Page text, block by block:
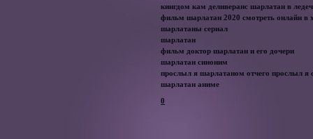
кингдом кам деливеранс шарлатан в
фильм шарлатан 2020 смотреть онлайн в
шарлатаны сериал
шарлатан
фильм доктор шарлатан и его дочери
шарлатан синоним
прослыл я шарлатаном отчего прослыл я
шарлатан аниме
0